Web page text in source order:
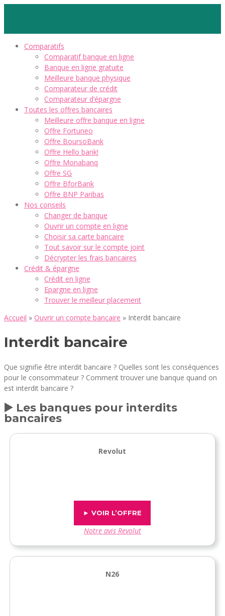
Comparatifs
Comparatif banque en ligne
Banque en ligne gratuite
Meilleure banque physique
Comparateur de crédit
Comparateur d’épargne
Toutes les offres bancaires
Meilleure offre banque en ligne
Offre Fortuneo
Offre BoursoBank
Offre Hello bank!
Offre Monabanq
Offre SG
Offre BforBank
Offre BNP Paribas
Nos conseils
Changer de banque
Ouvrir un compte en ligne
Choisir sa carte bancaire
Tout savoir sur le compte joint
Décrypter les frais bancaires
Crédit & épargne
Crédit en ligne
Epargne en ligne
Trouver le meilleur placement
Accueil » Ouvrir un compte bancaire » Interdit bancaire
Interdit bancaire
Que signifie être interdit bancaire ? Quelles sont les conséquences
pour le consommateur ? Comment trouver une banque quand on
est interdit bancaire ?
▶️ Les banques pour interdits
bancaires
Revolut
► VOIR L’OFFRE
Notre avis Revolut
N26